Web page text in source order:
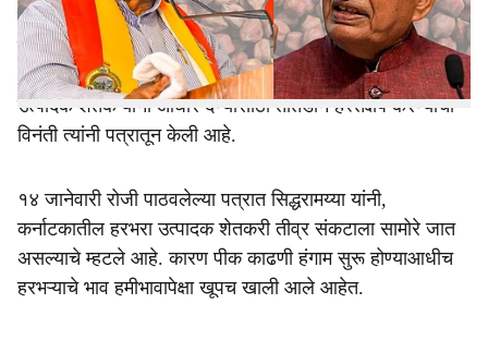
e
वेधून घेण्याचा प्रयत्न केला आहे. यासाठी त्यांनी, पंतप्रधान नरेंद्र
मोदी आणि केंद्रीय कृषिमंत्री शिवराज सिंह चौहान यांना पत्र लिहिले
आहे. तीव्र आर्थिक संकटाच्या परिस्थितीचा सामना करणाऱ्या हरभरा
उत्पादक शेतकऱ्यांना आधार देण्यासाठी तातडीने हस्तक्षेप करण्याची
विनंती त्यांनी पत्रातून केली आहे.
१४ जानेवारी रोजी पाठवलेल्या पत्रात सिद्धरामय्या यांनी,
कर्नाटकातील हरभरा उत्पादक शेतकरी तीव्र संकटाला सामोरे जात
असल्याचे म्हटले आहे. कारण पीक काढणी हंगाम सुरू होण्याआधीच
हरभऱ्याचे भाव हमीभावापेक्षा खूपच खाली आले आहेत.